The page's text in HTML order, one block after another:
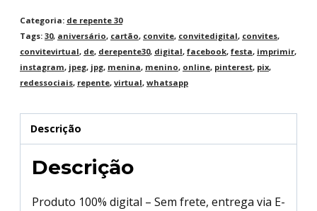
Categoria: de repente 30
Tags: 30, aniversário, cartão, convite, convitedigital, convites,
convitevirtual, de, derepente30, digital, facebook, festa, imprimir,
instagram, jpeg, jpg, menina, menino, online, pinterest, pix,
redessociais, repente, virtual, whatsapp
Descrição
Descrição
Produto 100% digital – Sem frete, entrega via E-